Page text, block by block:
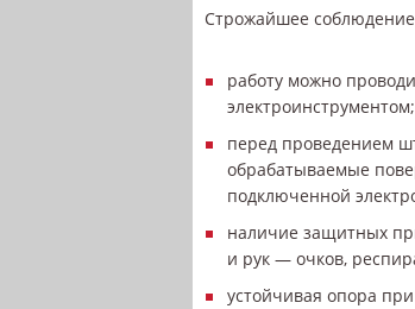
Строжайшее
работу можно
электроинструментом;
перед проведением
обрабатываемые
подключенной
наличие защитных
и рук — очков,
устойчивая опора